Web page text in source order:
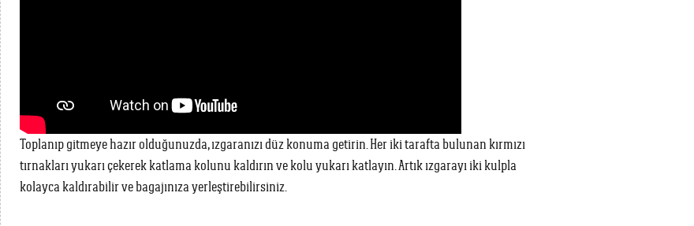
Toplanıp gitmeye hazır olduğunuzda, ızgaranızı düz konuma getirin. Her iki tarafta bulunan kırmızı
tırnakları yukarı çekerek katlama kolunu kaldırın ve kolu yukarı katlayın. Artık ızgarayı iki kulpla
kolayca kaldırabilir ve bagajınıza yerleştirebilirsiniz.